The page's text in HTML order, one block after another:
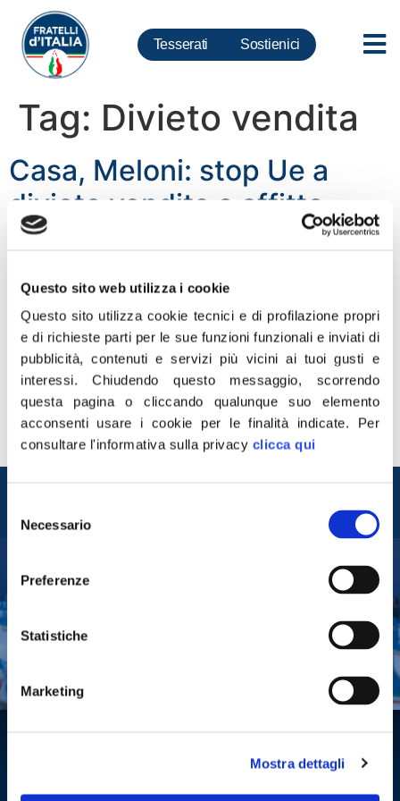
Questo sito web utilizza i cookie
Questo sito utilizza cookie tecnici e di profilazione propri
e di richieste parti per le sue funzioni funzionali e inviati di
pubblicità, contenuti e servizi più vicini ai tuoi gusti e
interessi.Chiudendo questo messaggio, scorrendo
questa pagina o cliccando qualunque suo elemento
acconsenti usare i cookie per le finalità indicate. Per
consultare l'informativa sulla privacy clicca qui
delNecessario
Preferenze
Statistiche
Marketing
Mostra dettagli
Tesserati Sostienici
Tag: Divieto vendita
Casa, Meloni: stop Ue a
divieto vendita o affitto
immobile no green è vittoria
«Il vicepresidente della Commissione Ue Timmermans
fa sapere in conferenza stampa che nella proposta di
direttiva europea sull’efficienza energetica non ci sarà il
divieto di vendita o affitto degli immobili non ‘green’.
Una vittoria anche di Fratelli d’Italia, che ha denunciato
subito la follia di una norma insensata che avrebbe
avuto un impatto devastante sul […]